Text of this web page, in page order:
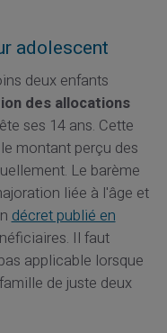
adolescent
deux enfants
des allocations
ses 14 ans. Cette
montant perçu des
Le barème
liée à l'âge et
décret publié en
Il faut
applicable lorsque
de juste deux